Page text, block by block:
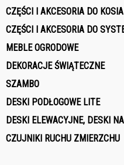
CZĘŚCI I AKCESORIA DO
CZĘŚCI I AKCESORIA DO
MEBLE OGRODOWE
DEKORACJE ŚWIĄTECZNE
SZAMBO
DESKI PODŁOGOWE LITE
DESKI ELEWACYJNE, DESKI
CZUJNIKI RUCHU ZMIERZCHU